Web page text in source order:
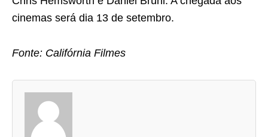
cinemas será dia 13 de setembro.
Fonte: Califórnia Filmes